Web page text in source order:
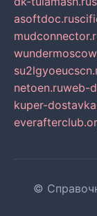
asoftdoc.ru
netoen.ruweb-
kuper-
©